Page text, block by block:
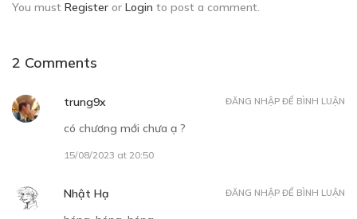
You must Register or Login to post a comment.
2 Comments
trung9x
có chương mới chưa ạ ?
15/08/2023 at 20:50
ĐĂNG NHẬP ĐỂ BÌNH LUẬN
Nhật Hạ
ĐĂNG NHẬP ĐỂ BÌNH LUẬN